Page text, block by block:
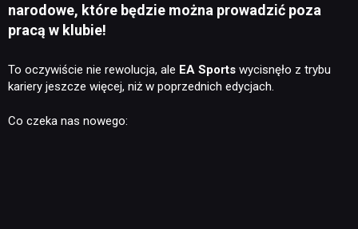
narodowe, które będzie można prowadzić poza
pracą w klubie!
To oczywiście nie rewolucja, ale EA Sports wycisnęło z trybu
kariery jeszcze więcej, niż w poprzednich edycjach.
Co czeka nas nowego: